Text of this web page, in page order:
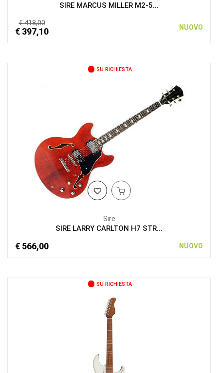
SIRE MARCUS MILLER M2-5...
€ 418,00
€ 397,10 NUOVO
SU RICHIESTA
Sire
SIRE LARRY CARLTON H7 STR...
€ 566,00 NUOVO
SU RICHIESTA